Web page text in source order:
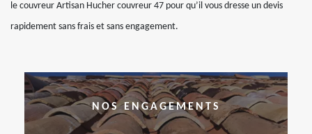
le couvreur Artisan Hucher couvreur 47 pour qu’il vous dresse un devis
rapidement sans frais et sans engagement.
NOS ENGAGEMENTS